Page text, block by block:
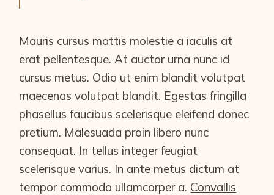
Mauris cursus mattis molestie a iaculis at
erat pellentesque. At auctor urna nunc id
cursus metus. Odio ut enim blandit volutpat
maecenas volutpat blandit. Egestas fringilla
phasellus faucibus scelerisque eleifend donec
pretium. Malesuada proin libero nunc
consequat. In tellus integer feugiat
scelerisque varius. In ante metus dictum at
tempor commodo ullamcorper a. Convallis